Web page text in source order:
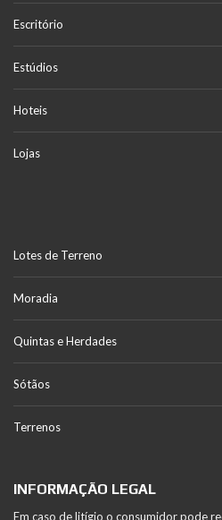
Escritório
Estúdios
Hoteis
Lojas
Lotes de Terreno
Moradia
Quintas e Herdades
Sótãos
Terrenos
INFORMAÇÃO LEGAL
Em caso de litígio o consumidor pode